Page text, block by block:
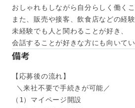
おしゃれもしながら自分らしく働く
また、販売や接客、飲食店などの経
未経験でも人と関わることが好き、
会話することが好きな方にも向いて
備考
【応募後の流れ】
＼来社不要で手続きが可能／
（1）マイページ開設